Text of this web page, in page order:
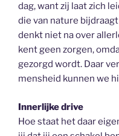
dag, want zij laat zich
die van nature
denkt niet na over
kent geen zorgen,
gezorgd wordt. Daar
mensheid kunnen we
Innerlijke drive
Hoe staat het daar